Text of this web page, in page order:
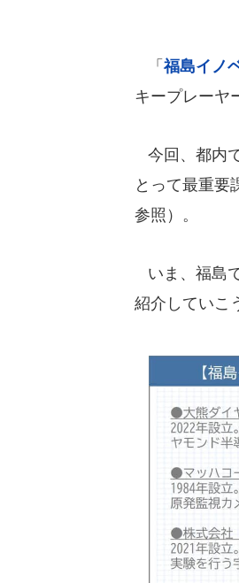
「福島イノ
キープレーヤ
今回、都内
とって最重要
参照）。
いま、福島
紹介していこ